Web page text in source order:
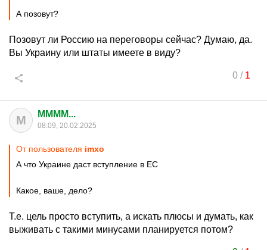
А позовут?
Позовут ли Россию на переговоры сейчас? Думаю, да.
Вы Украину или штаты имеете в виду?
0/ 1
M MMMM...
08:09, 20.02.2025
От пользователя imxo
А что Украине даст вступление в ЕС
Какое, ваше, дело?
Т.е. цель просто вступить, а искать плюсы и думать, как
выживать с такими минусами планируется потом?